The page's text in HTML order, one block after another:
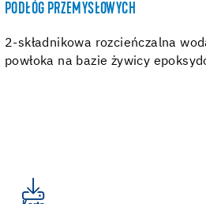
PODŁÓG PRZEMYSŁOWYCH
2-składnikowa rozcieńczalna
powłoka na bazie żywicy